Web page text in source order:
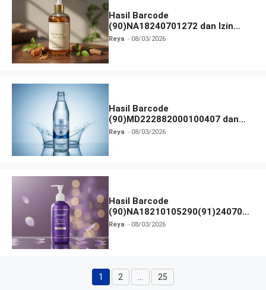
Hasil Barcode
(90)NA18240701272 dan Izin
BPOM
Reya 08/03/2026
Hasil Barcode
(90)MD222882000100407 dan
Izin BPOM
Reya 08/03/2026
Hasil Barcode
(90)NA18210105290(91)240703
dan Izin BPOM
Reya 08/03/2026
Halaman
1 Halaman
2 Halaman
25